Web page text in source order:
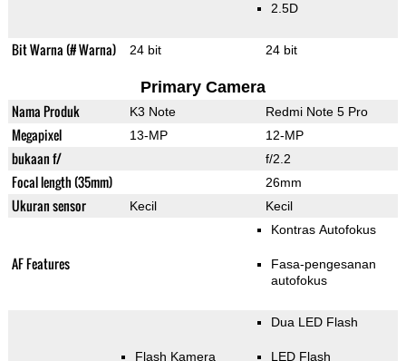
2.5D
Bit Warna (# Warna) 24 bit 24 bit
Primary Camera
Nama Produk K3 Note Redmi Note 5 Pro
Megapixel 13-MP 12-MP
bukaan f/ f/2.2
Focal length (35mm) 26mm
Ukuran sensor Kecil Kecil
AF Features
Kontras Autofokus
Fasa-pengesanan
autofokus
Flash Kamera
Dua LED Flash
LED Flash